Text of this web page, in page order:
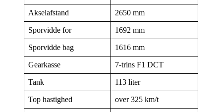
Akselafstand 2650 mm
Sporvidde for 1692 mm
Sporvidde bag 1616 mm
Gearkasse 7-trins F1 DCT
Tank 113 liter
Top hastighed over 325 km/t